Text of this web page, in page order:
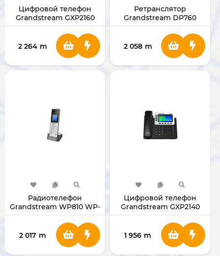
Цифровой телефон
Grandstream GXP2160
2 264 m
Ретранслятор
Grandstream DP760
2 058 m
Радиотелефон
Grandstream WP810 WP-
2 017 m
Цифровой телефон
Grandstream GXP2140
1 956 m